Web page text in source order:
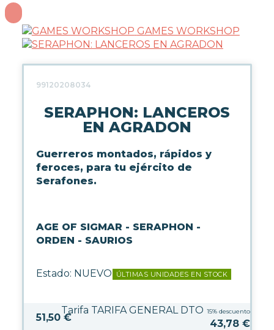
GAMES WORKSHOP
99120208034
SERAPHON: LANCEROS
EN AGRADON
Guerreros montados, rápidos y
feroces, para tu ejército de
Serafones.
AGE OF SIGMAR - SERAPHON -
ORDEN - SAURIOS
Estado: NUEVO ÚLTIMAS UNIDADES EN STOCK
51,50 €
Tarifa TARIFA GENERAL DTO 15%descuento
43,78 €